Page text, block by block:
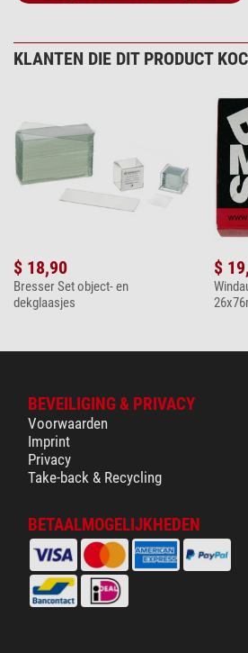
KLANTEN DIE DIT PRODUCT
$ 18,90
Bresser Set object- en
dekglaasjes
$
BEVEILIGING & PRIVACY
Voorwaarden
Imprint
Privacy
Take-back & Recycling
BETAALMOGELIJKHEDEN